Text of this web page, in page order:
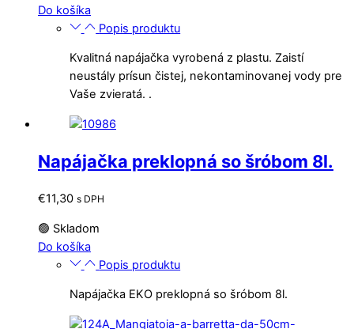
Do košíka
Popis produktu
Kvalitná napájačka vyrobená z plastu. Zaistí
neustály prísun čistej, nekontaminovanej vody pre
Vaše zvieratá. .
Napájačka preklopná so šróbom 8l.
€11,30 s DPH
🟢 Skladom
Do košíka
Popis produktu
Napájačka EKO preklopná so šróbom 8l.